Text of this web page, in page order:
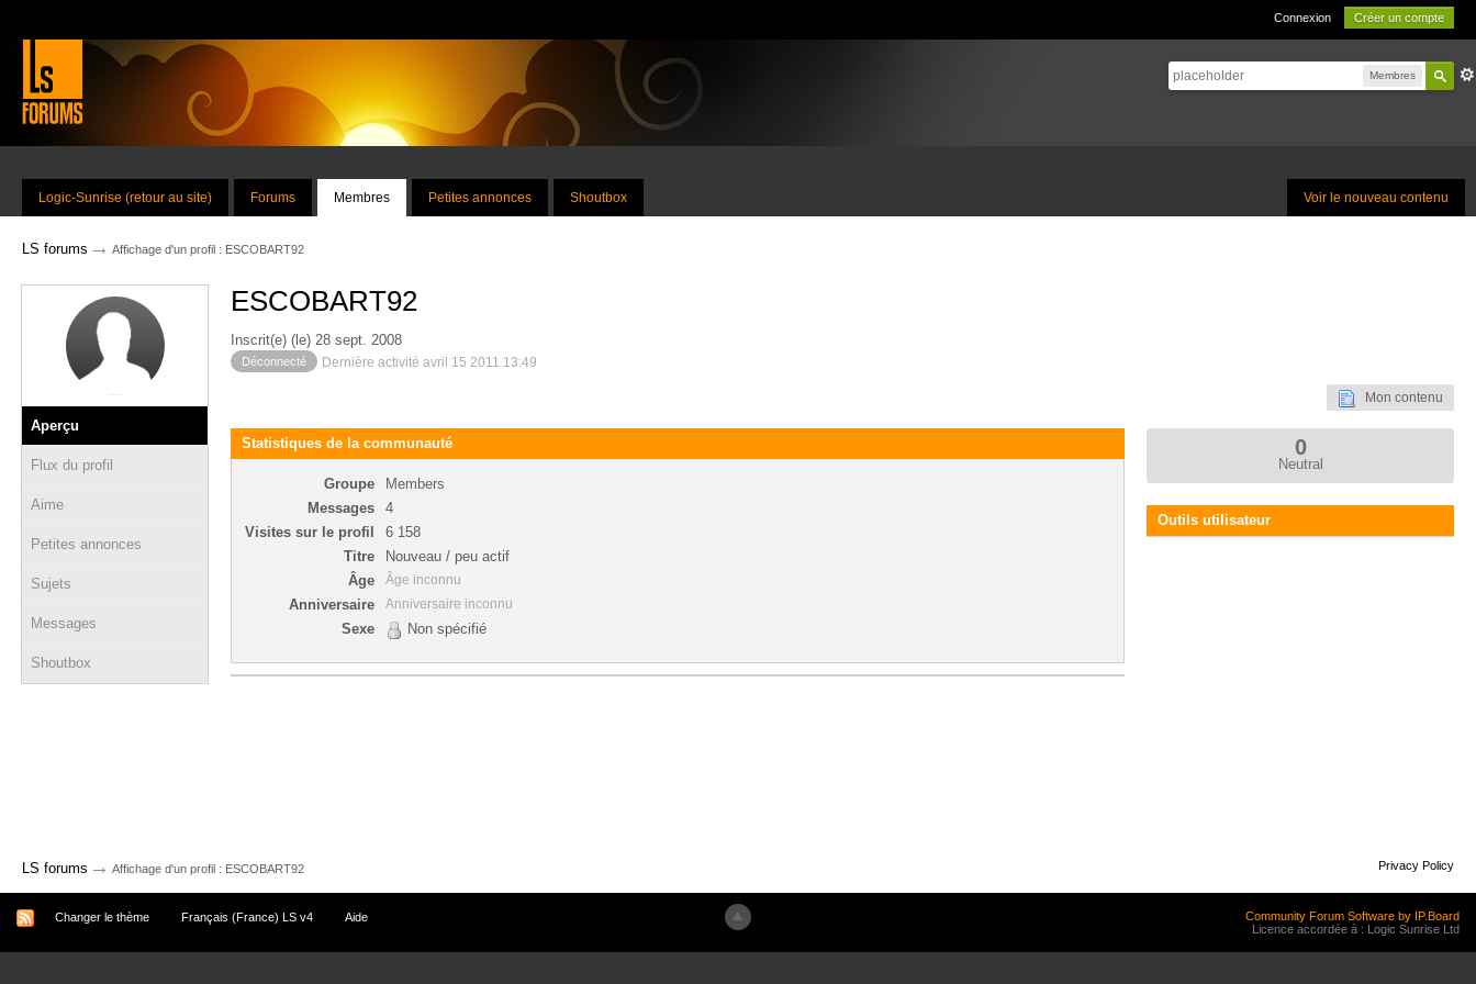
Connexion Créer un compte
Membres
Voir le nouveau contenu
Logic-Sunrise (retour au site) Forums Membres Petites annonces Shoutbox
LS forums → Affichage d'un profil : ESCOBART92
Aperçu
Flux du profil
Aime
Petites annonces
Sujets
Messages
Shoutbox
ESCOBART92
Inscrit(e) (le) 28 sept. 2008
Déconnecté Dernière activité avril 15 2011 13:49
Mon contenu
Statistiques de la communauté
Groupe
Members
Messages
4
Visites sur le profil
6 158
Titre
Nouveau / peu actif
Âge
Âge inconnu
Anniversaire Anniversaire inconnu
Sexe Non spécifié
0
Neutral
Outils utilisateur
LS forums → Affichage d'un profil : ESCOBART92 Privacy Policy
Changer le thème Français (France) LS v4 Aide
Community Forum Software by IP.Board
Licence accordée à : Logic Sunrise Ltd